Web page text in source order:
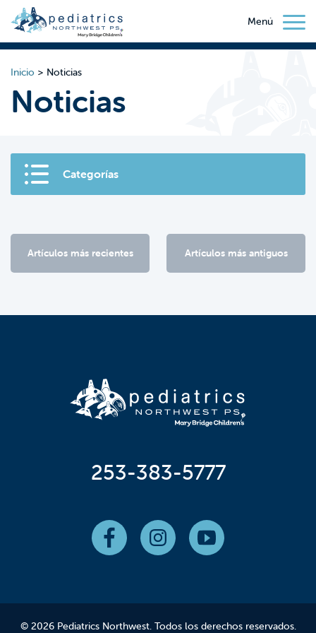
Menú
Inicio > Noticias
Noticias
Categorías
Artículos más recientes Artículos más antiguos
253-383-5777
© 2026 Pediatrics Northwest. Todos los derechos reservados.